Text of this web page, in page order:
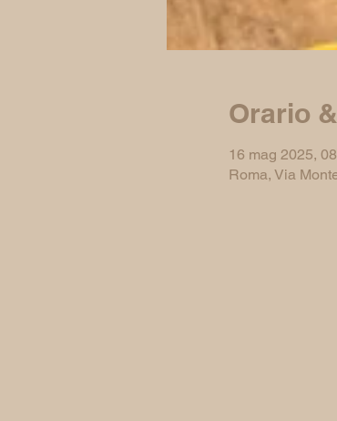
Orario
16 mag 2025,
Roma, Via